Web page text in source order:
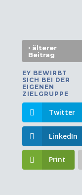
‹älterer
Beitrag
EY BEWIRBT
SICH BEI DER
EIGENEN
ZIELGRUPPE
Twitter
LinkedIn
Print